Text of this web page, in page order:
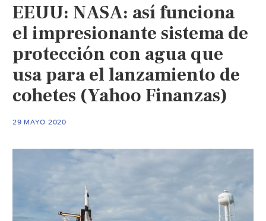
en
Luna
con
este
robot
(24
EEUU: NASA: así funciona
el impresionante sistema de
protección con agua que
usa para el lanzamiento de
cohetes (Yahoo Finanzas)
29 MAYO 2020